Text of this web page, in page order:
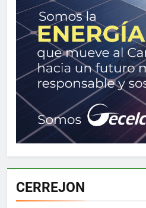
CERREJON